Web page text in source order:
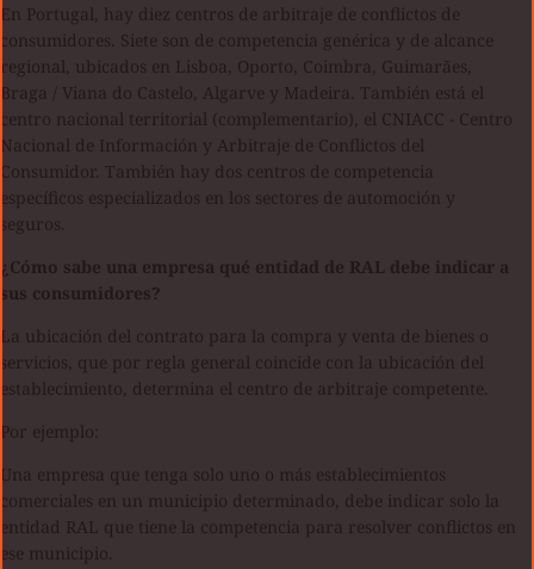
En Portugal, hay diez centros de arbitraje de conflictos de
consumidores. Siete son de competencia genérica y de alcance
regional, ubicados en Lisboa, Oporto, Coimbra, Guimarães,
Braga / Viana do Castelo, Algarve y Madeira. También está el
centro nacional territorial (complementario), el CNIACC - Centro
Nacional de Información y Arbitraje de Conflictos del
Consumidor. También hay dos centros de competencia
específicos especializados en los sectores de automoción y
seguros.
¿Cómo sabe una empresa qué entidad de RAL debe indicar a
sus consumidores?
La ubicación del contrato para la compra y venta de bienes o
servicios, que por regla general coincide con la ubicación del
establecimiento, determina el centro de arbitraje competente.
Por ejemplo:
Una empresa que tenga solo uno o más establecimientos
comerciales en un municipio determinado, debe indicar solo la
entidad RAL que tiene la competencia para resolver conflictos en
ese municipio.